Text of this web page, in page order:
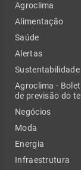
Agroclima
Alimentação
Saúde
Alertas
Sustentabilidade
Agroclima -
de previsão do
Negócios
Moda
Energia
Infraestrutura